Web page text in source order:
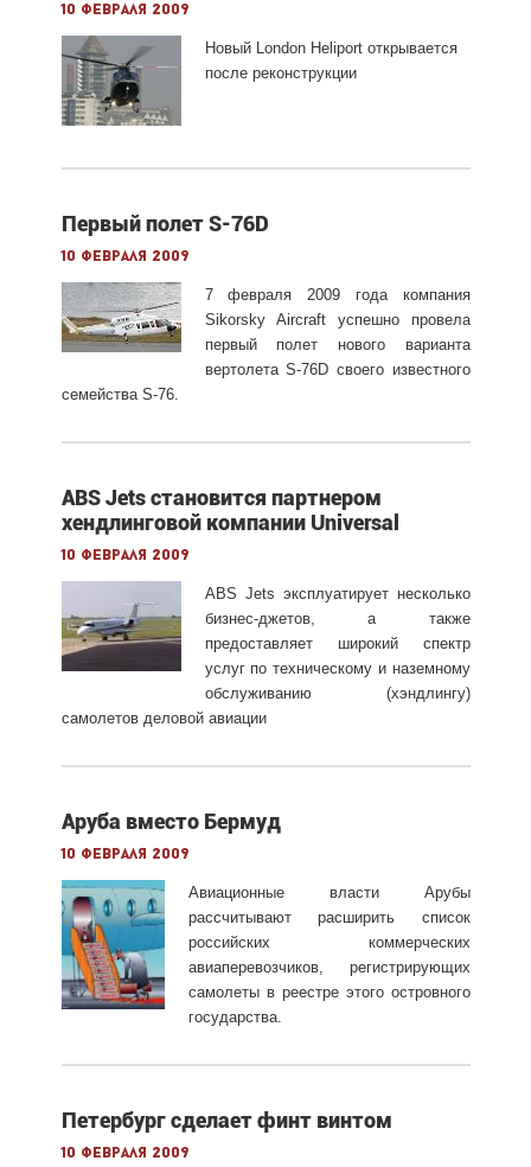
10 февраля 2009
Новый London Heliport открывается
после реконструкции
Первый полет S-76D
10 февраля 2009
7 февраля 2009 года компания
Sikorsky Aircraft успешно провела
первый полет нового варианта
вертолета S-76D своего известного
семейства S-76.
ABS Jets становится партнером
хендлинговой компании Universal
10 февраля 2009
ABS Jets эксплуатирует несколько
бизнес-джетов, а также
предоставляет широкий спектр
услуг по техническому и наземному
обслуживанию (хэндлингу)
самолетов деловой авиации
Аруба вместо Бермуд
10 февраля 2009
Авиационные власти Арубы
рассчитывают расширить список
российских коммерческих
авиаперевозчиков, регистрирующих
самолеты в реестре этого островного
государства.
Петербург сделает финт винтом
10 февраля 2009